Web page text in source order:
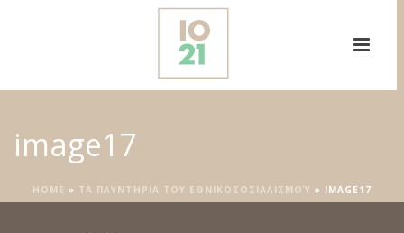
image17
HOME » ΤΑ ΠΛΥΝΤΉΡΙΑ ΤΟΥ ΕΘΝΙΚΟΣΟΣΙΑΛΙΣΜΟΎ » IMAGE17